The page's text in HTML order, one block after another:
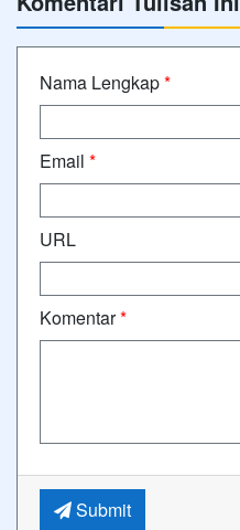
Nama Lengkap*
Email *
URL
Komentar*
Submit